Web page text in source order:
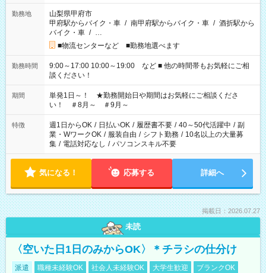
勤務地
山梨県甲府市
甲府駅からバイク・車 / 南甲府駅からバイク・車 / 酒折駅から
バイク・車 / …
■物流センターなど ■勤務地選べます
勤務時間
9:00～17:00 10:00～19:00 など ■ 他の時間帯もお気軽にご相
談ください！
期間
単発1日～！ ★勤務開始日や期間はお気軽にご相談くださ
い！ ＃8月～ ＃9月～
特徴 週1日からOK / 日払いOK / 履歴書不要 / 40～50代活躍中 / 副
業・WワークOK / 服装自由 / シフト勤務 / 10名以上の大量募
集 / 電話対応なし / パソコンスキル不要
気になる！ 応募する 詳細へ
掲載日：2026.07.27
未読
〈空いた日1日のみからOK〉＊チラシの仕分け
派遣 職種未経験OK 社会人未経験OK 大学生歓迎
ブランクOK